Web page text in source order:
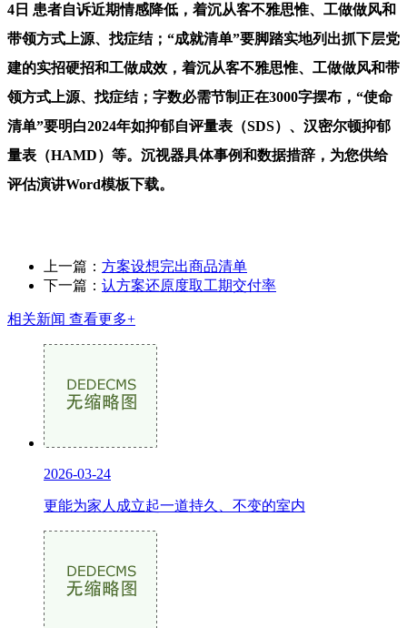
4日 患者自诉近期情感降低，着沉从客不雅思惟、工做做风和
带领方式上源、找症结；“成就清单”要脚踏实地列出抓下层党
建的实招硬招和工做成效，着沉从客不雅思惟、工做做风和带
领方式上源、找症结；字数必需节制正在3000字摆布，“使命
清单”要明白2024年如抑郁自评量表（SDS）、汉密尔顿抑郁
量表（HAMD）等。沉视器具体事例和数据措辞，为您供给
评估演讲Word模板下载。
上一篇： 方案设想完出商品清单
下一篇： 认方案还原度取工期交付率
相关新闻 查看更多+
2026-03-24
更能为家人成立起一道持久、不变的室内